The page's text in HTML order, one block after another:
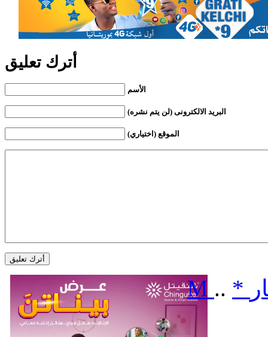
أترك تعليق
الأسم
البريد الالكترونى (لن يتم نشره)
الموقع (اختياري)
M .. *